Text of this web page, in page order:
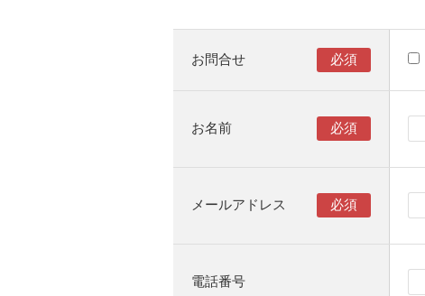
お問合せ
お名前
メールアドレス
電話番号